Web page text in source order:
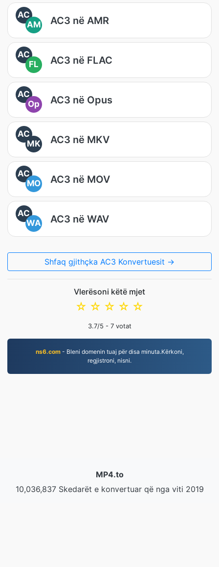
AC
AM
AC3 në AMR
AC
FL
AC3 në FLAC
AC
Op
AC3 në Opus
AC
MK
AC3 në MKV
AC
MO
AC3 në MOV
AC
WA
AC3 në WAV
Shfaq gjithçka AC3 Konvertuesit →
Vlerësoni këtë mjet
☆
☆
☆
☆
☆
3.7/5 - 7votat
ns6.com- Bleni domenin tuaj për disa minuta.Kërkoni,
regjistroni, nisni.
MP4.to
10,036,837 Skedarët e konvertuar që nga viti 2019